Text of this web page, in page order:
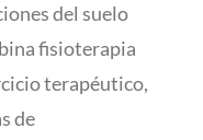
del suelo
fisioterapia
terapéutico,
de